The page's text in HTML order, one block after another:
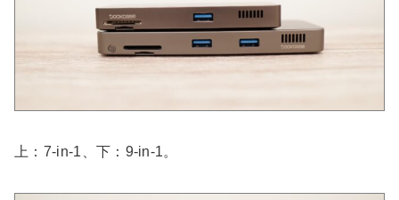
上：7-in-1、下：9-in-1。